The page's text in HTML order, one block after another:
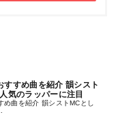
すめ曲を紹介 韻シスト
気のラッパーに注目
め曲を紹介 韻シストMCとし